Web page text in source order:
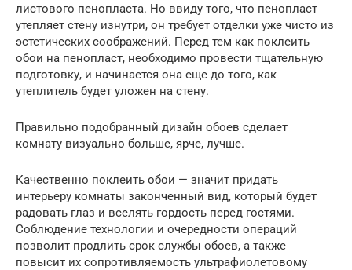
листового пенопласта. Но ввиду того, что пенопласт
утепляет стену изнутри, он требует отделки уже чисто из
эстетических соображений. Перед тем как поклеить
обои на пенопласт, необходимо провести тщательную
подготовку, и начинается она еще до того, как
утеплитель будет уложен на стену.
Правильно подобранный дизайн обоев сделает
комнату визуально больше, ярче, лучше.
Качественно поклеить обои — значит придать
интерьеру комнаты законченный вид, который будет
радовать глаз и вселять гордость перед гостями.
Соблюдение технологии и очередности операций
позволит продлить срок службы обоев, а также
повысит их сопротивляемость ультрафиолетовому